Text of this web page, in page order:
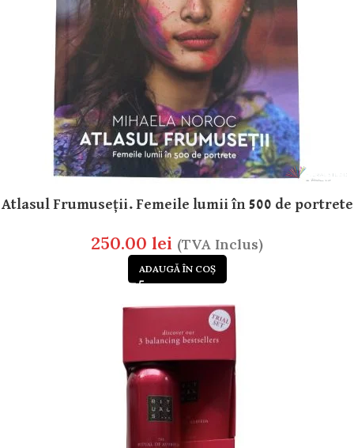
Atlasul Frumuseții. Femeile lumii în 500 de portrete
250.00 lei (TVA Inclus)
ADAUGĂ ÎN COȘ